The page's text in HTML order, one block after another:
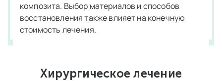
композита. Выбор материалов и способов
восстановления также влияет на конечную
стоимость лечения.
Хирургическое лечение